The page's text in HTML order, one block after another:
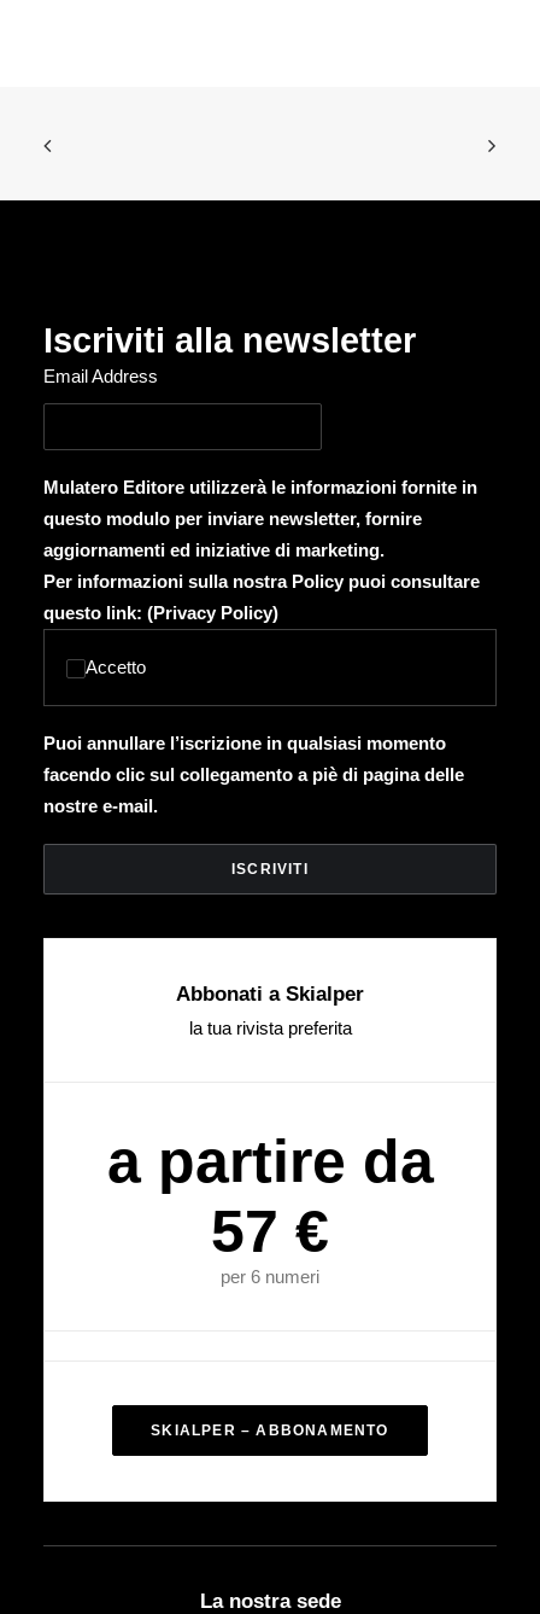
Iscriviti alla newsletter
Email Address
Mulatero Editore utilizzerà le informazioni fornite in
questo modulo per inviare newsletter, fornire
aggiornamenti ed iniziative di marketing.
Per informazioni sulla nostra Policy puoi consultare
questo link: (Privacy Policy)
Accetto
Puoi annullare l’iscrizione in qualsiasi momento
facendo clic sul collegamento a piè di pagina delle
nostre e-mail.
Abbonati a Skialper
la tua rivista preferita
a partire da
57 €
per 6 numeri
SKIALPER – ABBONAMENTO
La nostra sede